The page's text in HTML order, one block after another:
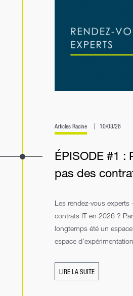
Articles Racine 10/03/26
ÉPISODE #1 :
pas des
Les rendez-vous
contrats IT en 2026 ?
longtemps été un
espace
LIRE LA SUITE